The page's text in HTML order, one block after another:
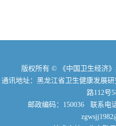
版权所有 © 《中国卫生经济
通讯地址：黑龙江省卫生健康发展
路112号
邮政编码：150036 联系电